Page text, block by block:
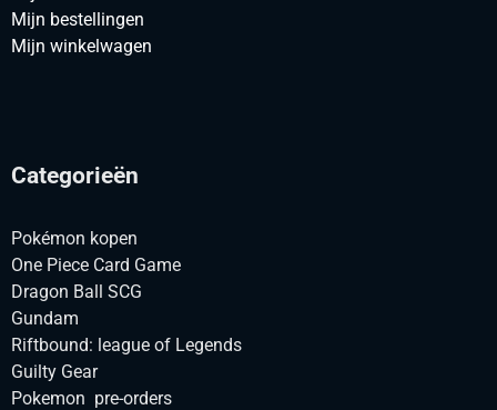
Mijn bestellingen
Mijn winkelwagen
Categorieën
Pokémon kopen
One Piece Card Game
Dragon Ball SCG
Gundam
Riftbound: league of Legends
Guilty Gear
Pokemon pre-orders